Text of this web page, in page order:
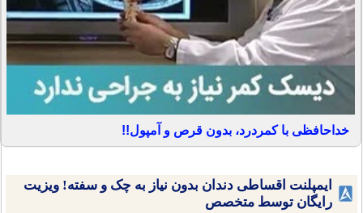
خداحافظی با کمردرد، بدون قرص و آمپول!!
ایمپلنت اقساطی دندان بدون نیاز به چک و سفته! ویزیت
رایگان توسط متخصص